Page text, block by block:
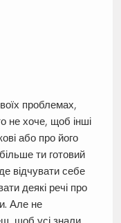
проблемах,
не хоче, щоб інші
або про його
ти готовий
відчувати себе
деякі речі про
Але не
щоб усі знали